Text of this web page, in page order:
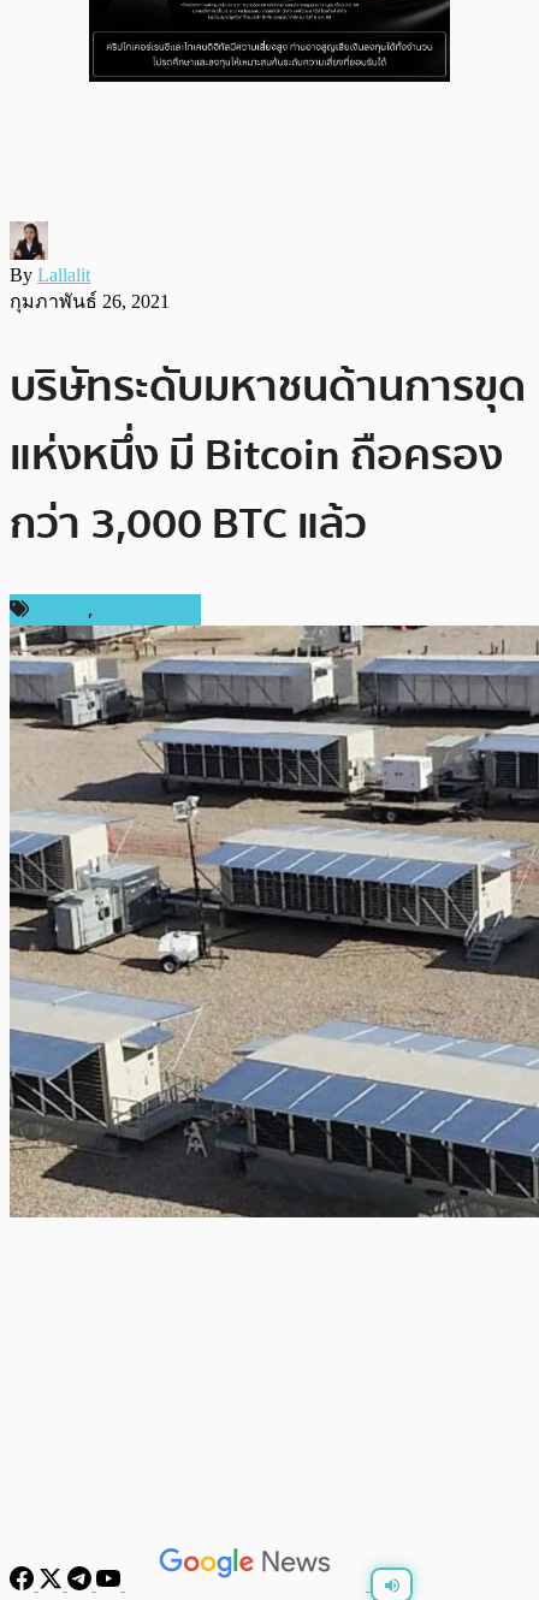
By Lallalit
กุมภาพันธ์ 26, 2021
บริษัทระดับมหาชนด้านการขุด
แห่งหนึ่ง มี Bitcoin ถือครอง
กว่า 3,000 BTC แล้ว
,